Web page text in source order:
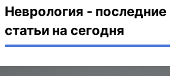
Неврология - последние
статьи на сегодня